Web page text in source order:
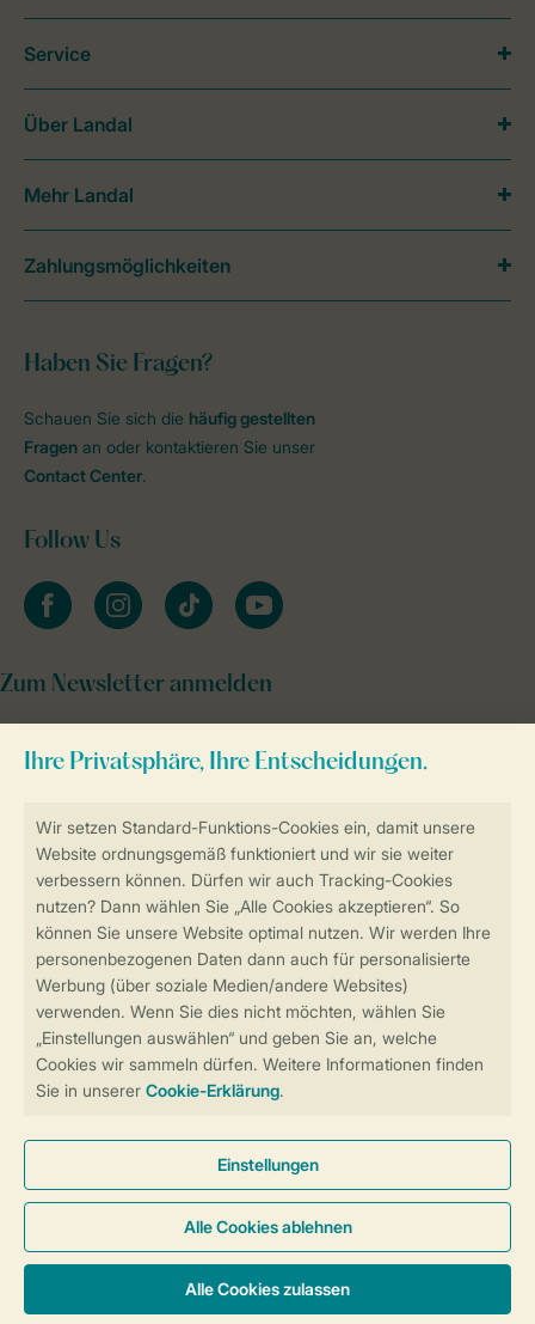
Sicherstellung Deiner Privatsphäre
Sicher und schnell zur Online-Buchung
Sichere Datenübertragung
Sicheres Bezahlen
Haben Sie Fragen?
Schauen Sie sich die häufig gestellten
Fragen an oder kontaktieren Sie unser
Contact Center.
Follow Us
facebookinstagramtiktok youtube
Zum Newsletter anmelden
Service
Über Landal
Mehr Landal
Zahlungsmöglichkeiten
Cookies und Banner
Barrierefreiheit
© 2026 Landal GreenParks GmbH